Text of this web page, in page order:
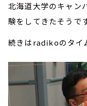
北海道大学のキャン
験をしてきたそうで
続きはradikoのタイ